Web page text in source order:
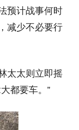
预计战事何时
减少不必要行
太太则立即摇
都要车。”